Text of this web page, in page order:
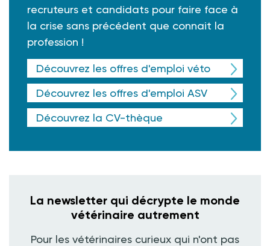
recruteurs et candidats pour faire face à
la crise sans précédent que connait la
profession !
Découvrez les offres d'emploi véto
Découvrez les offres d'emploi ASV
Découvrez la CV-thèque
La newsletter qui décrypte le monde
vétérinaire autrement
Pour les vétérinaires curieux qui n'ont pas